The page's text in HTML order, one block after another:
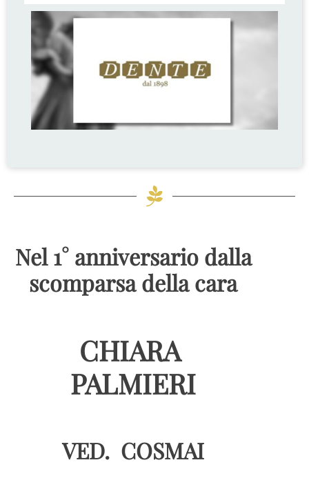
Nel 1° anniversario dalla
scomparsa della cara
CHIARA
PALMIERI
VED. COSMAI